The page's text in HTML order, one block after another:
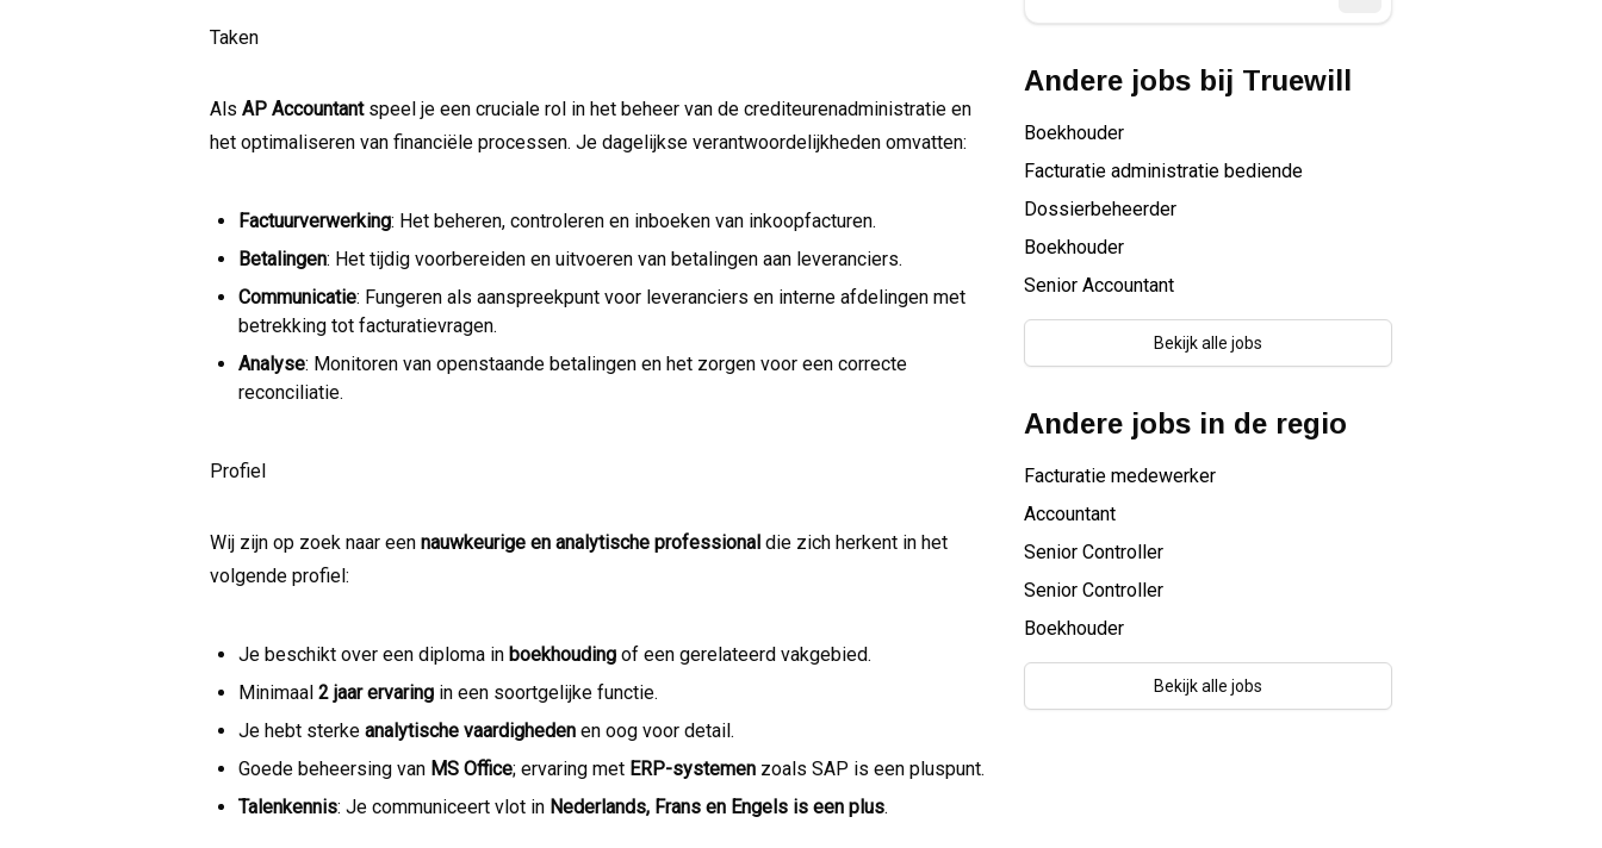
Taken
Als AP Accountantspeel je een cruciale rol in het beheer van de crediteurenadministratie en
het optimaliseren van financiële processen. Je dagelijkse verantwoordelijkheden omvatten:
Factuurverwerking: Het beheren, controleren en inboeken van inkoopfacturen.
Betalingen: Het tijdig voorbereiden en uitvoeren van betalingen aan leveranciers.
Communicatie: Fungeren als aanspreekpunt voor leveranciers en interne afdelingen met
betrekking tot facturatievragen.
Analyse: Monitoren van openstaande betalingen en het zorgen voor een correcte
reconciliatie.
Profiel
Wij zijn op zoek naar een nauwkeurige en analytische professional die zich herkent in het
volgende profiel:
Je beschikt over een diploma in boekhouding of een gerelateerd vakgebied.
Minimaal 2 jaar ervaring in een soortgelijke functie.
Je hebt sterke analytische vaardigheden en oog voor detail.
Goede beheersing van MS Office; ervaring met ERP-systemen zoals SAP is een pluspunt.
Talenkennis: Je communiceert vlot in Nederlands, Frans en Engels is een plus.
Andere jobs bij Truewill
Boekhouder
Facturatie administratie bediende
Dossierbeheerder
Boekhouder
Senior Accountant
Bekijk alle jobs
Andere jobs in de regio
Facturatie medewerker
Accountant
Senior Controller
Senior Controller
Boekhouder
Bekijk alle jobs